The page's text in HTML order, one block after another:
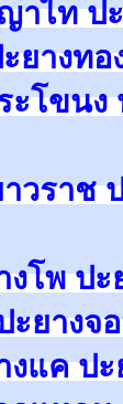
าไทป
ยางทอ
ะโขนง
าวราช
งโพปะ
ะยางจ
งแคปะ